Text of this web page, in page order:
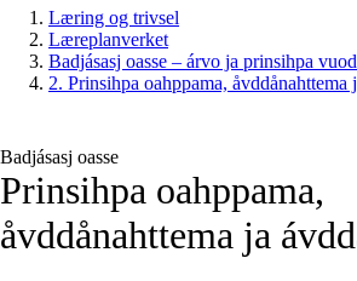
Læring og trivsel
Læreplanverket
Badjásasj oasse – árvo ja prinsihpa
2. Prinsihpa oahppama, åvddånahttema
Badjásasj oasse
Prinsihpa oahppama,
åvddånahttema ja